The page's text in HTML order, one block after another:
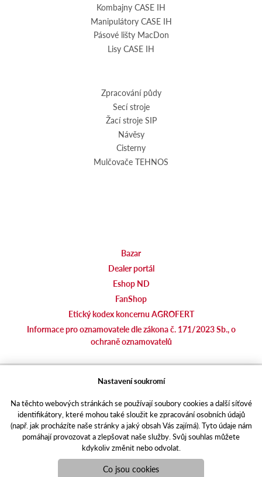
Kombajny CASE IH
Manipulátory CASE IH
Pásové lišty MacDon
Lisy CASE IH
Zpracování půdy
Secí stroje
Žací stroje SIP
Návěsy
Cisterny
Mulčovače TEHNOS
Bazar
Dealer portál
Eshop ND
FanShop
Etický kodex koncernu AGROFERT
Informace pro oznamovatele dle zákona č. 171/2023 Sb., o
ochraně oznamovatelů
agrotec.cz
portal.caseklub.cz
shop.agrics.cz
traktorbazar.cz
eshop.agrics.cz/cs
a-finance.cz
Nastavení soukromí
Na těchto webových stránkách se používají soubory cookies a další síťové
identifikátory, které mohou také sloužit ke zpracování osobních údajů
(např. jak procházíte naše stránky a jaký obsah Vás zajímá). Tyto údaje nám
pomáhají provozovat a zlepšovat naše služby. Svůj souhlas můžete
kdykoliv změnit nebo odvolat.
Co jsou cookies